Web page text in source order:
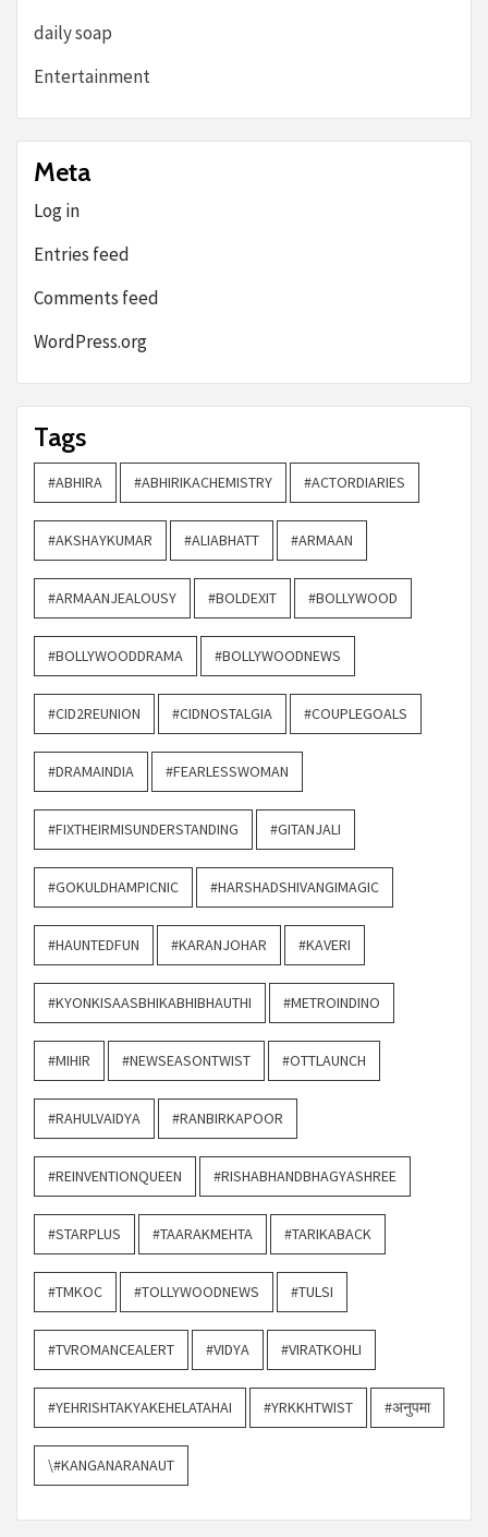
daily soap
Entertainment
Meta
Log in
Entries feed
Comments feed
WordPress.org
Tags
#ABHIRA #ABHIRIKACHEMISTRY #ACTORDIARIES
#AKSHAYKUMAR #ALIABHATT #ARMAAN
#ARMAANJEALOUSY #BOLDEXIT #BOLLYWOOD
#BOLLYWOODDRAMA #BOLLYWOODNEWS
#CID2REUNION #CIDNOSTALGIA #COUPLEGOALS
#DRAMAINDIA #FEARLESSWOMAN
#FIXTHEIRMISUNDERSTANDING #GITANJALI
#GOKULDHAMPICNIC #HARSHADSHIVANGIMAGIC
#HAUNTEDFUN #KARANJOHAR #KAVERI
#KYONKISAASBHIKABHIBHAUTHI #METROINDINO
#MIHIR #NEWSEASONTWIST #OTTLAUNCH
#RAHULVAIDYA #RANBIRKAPOOR
#REINVENTIONQUEEN #RISHABHANDBHAGYASHREE
#STARPLUS #TAARAKMEHTA #TARIKABACK
#TMKOC #TOLLYWOODNEWS #TULSI
#TVROMANCEALERT #VIDYA #VIRATKOHLI
#YEHRISHTAKYAKEHELATAHAI #YRKKHTWIST #अनुपमा
\#KANGANARANAUT